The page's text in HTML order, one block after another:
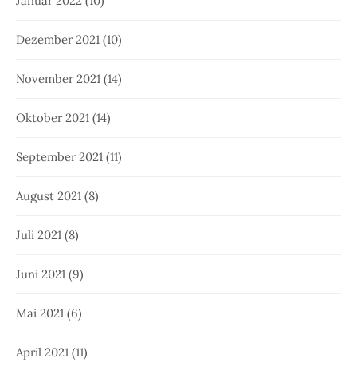
Dezember 2021 (10)
November 2021 (14)
Oktober 2021 (14)
September 2021 (11)
August 2021 (8)
Juli 2021 (8)
Juni 2021 (9)
Mai 2021 (6)
April 2021 (11)